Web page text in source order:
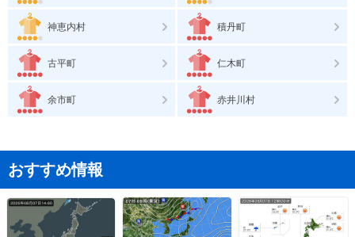
神恵内村 積丹町
古平町 仁木町
余市町 赤井川村
おすすめ情報